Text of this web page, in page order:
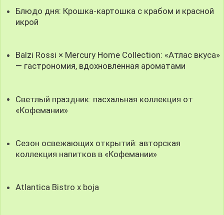
Блюдо дня: Крошка-картошка с крабом и красной
икрой
Balzi Rossi × Mercury Home Collection: «Атлас вкуса»
— гастрономия, вдохновленная ароматами
Светлый праздник: пасхальная коллекция от
«Кофемании»
Сезон освежающих открытий: авторская
коллекция напитков в «Кофемании»
Atlantica Bistro x boja